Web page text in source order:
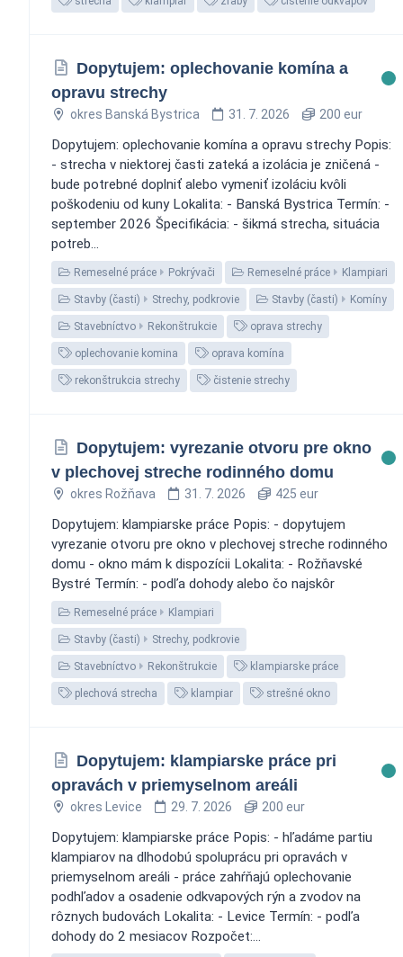
Dopytujem: oplechovanie komína a
opravu strechy
okres Banská Bystrica 31. 7. 2026 200 eur
Dopytujem: oplechovanie komína a opravu strechy Popis:
- strecha v niektorej časti zateká a izolácia je zničená -
bude potrebné doplniť alebo vymeniť izoláciu kvôli
poškodeniu od kuny Lokalita: - Banská Bystrica Termín: -
september 2026 Špecifikácia: - šikmá strecha, situácia
potreb...
Remeselné práce Pokrývači Remeselné práce Klampiari
Stavby (časti) Strechy, podkrovie Stavby (časti) Komíny
Stavebníctvo Rekonštrukcie oprava strechy
oplechovanie komina oprava komína
rekonštrukcia strechy čistenie strechy
Dopytujem: vyrezanie otvoru pre okno
v plechovej streche rodinného domu
okres Rožňava 31. 7. 2026 425 eur
Dopytujem: klampiarske práce Popis: - dopytujem
vyrezanie otvoru pre okno v plechovej streche rodinného
domu - okno mám k dispozícii Lokalita: - Rožňavské
Bystré Termín: - podľa dohody alebo čo najskôr
Remeselné práce Klampiari
Stavby (časti) Strechy, podkrovie
Stavebníctvo Rekonštrukcie klampiarske práce
plechová strecha klampiar strešné okno
Dopytujem: klampiarske práce pri
opravách v priemyselnom areáli
okres Levice 29. 7. 2026 200 eur
Dopytujem: klampiarske práce Popis: - hľadáme partiu
klampiarov na dlhodobú spoluprácu pri opravách v
priemyselnom areáli - práce zahŕňajú oplechovanie
podhľadov a osadenie odkvapových rýn a zvodov na
rôznych budovách Lokalita: - Levice Termín: - podľa
dohody do 2 mesiacov Rozpočet:...